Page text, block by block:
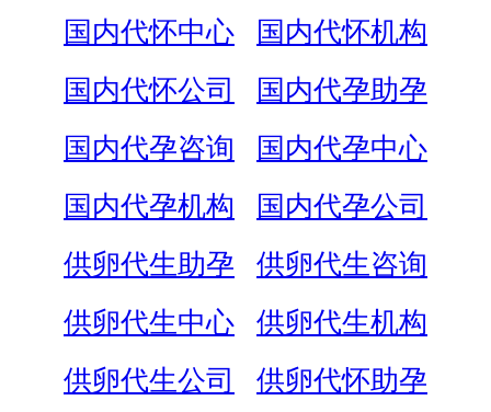
国内代怀中心
国内代怀机构
国内代怀公司
国内代孕助孕
国内代孕咨询
国内代孕中心
国内代孕机构
国内代孕公司
供卵代生助孕
供卵代生咨询
供卵代生中心
供卵代生机构
供卵代生公司
供卵代怀助孕